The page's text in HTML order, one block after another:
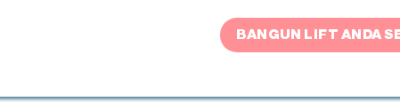
BANGUN LIFT ANDA